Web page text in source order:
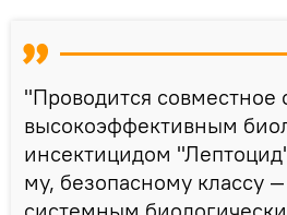
"Проводится совместное
высокоэффективным
инсектицидом
му, безопасному классу